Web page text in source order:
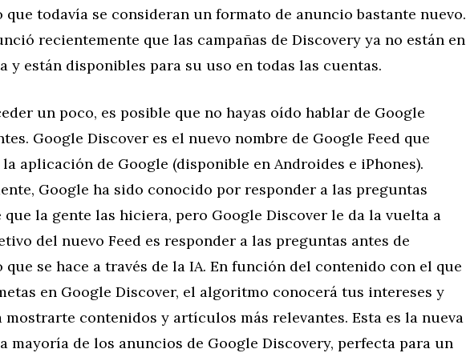
que todavía se consideran un formato de anuncio bastante nuevo.
recientemente que las campañas de Discovery ya no están en
y están disponibles para su uso en todas las cuentas.
un poco, es posible que no hayas oído hablar de Google
Google Discover es el nuevo nombre de Google Feed que
la aplicación de Google (disponible en Androides e iPhones).
Google ha sido conocido por responder a las preguntas
que la gente las hiciera, pero Google Discover le da la vuelta a
del nuevo Feed es responder a las preguntas antes de
que se hace a través de la IA. En función del contenido con el que
en Google Discover, el algoritmo conocerá tus intereses y
mostrarte contenidos y artículos más relevantes. Esta es la nueva
mayoría de los anuncios de Google Discovery, perfecta para un